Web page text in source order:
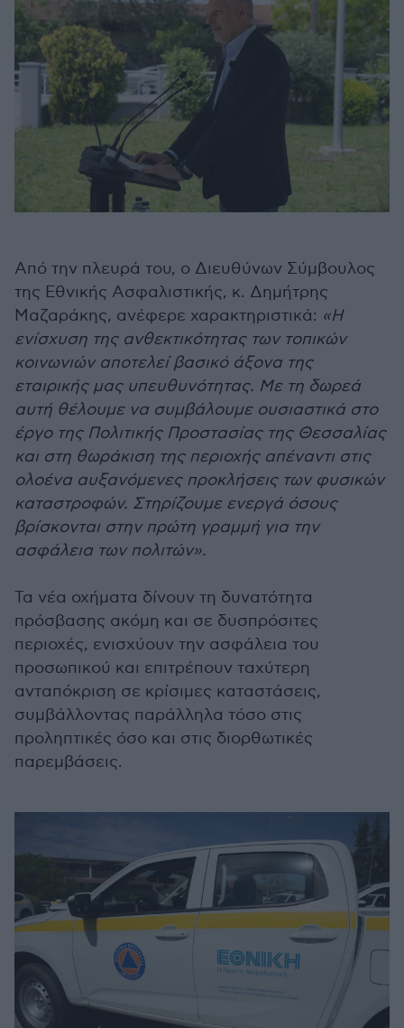
Από την πλευρά του, ο Διευθύνων Σύμβουλος
της Εθνικής Ασφαλιστικής, κ. Δημήτρης
Μαζαράκης, ανέφερε χαρακτηριστικά: «Η
ενίσχυση της ανθεκτικότητας των τοπικών
κοινωνιών αποτελεί βασικό άξονα της
εταιρικής μας υπευθυνότητας. Με τη δωρεά
αυτή θέλουμε να συμβάλουμε ουσιαστικά στο
έργο της Πολιτικής Προστασίας της Θεσσαλίας
και στη θωράκιση της περιοχής απέναντι στις
ολοένα αυξανόμενες προκλήσεις των φυσικών
καταστροφών. Στηρίζουμε ενεργά όσους
βρίσκονται στην πρώτη γραμμή για την
ασφάλεια των πολιτών».
Τα νέα οχήματα δίνουν τη δυνατότητα
πρόσβασης ακόμη και σε δυσπρόσιτες
περιοχές, ενισχύουν την ασφάλεια του
προσωπικού και επιτρέπουν ταχύτερη
ανταπόκριση σε κρίσιμες καταστάσεις,
συμβάλλοντας παράλληλα τόσο στις
προληπτικές όσο και στις διορθωτικές
παρεμβάσεις.